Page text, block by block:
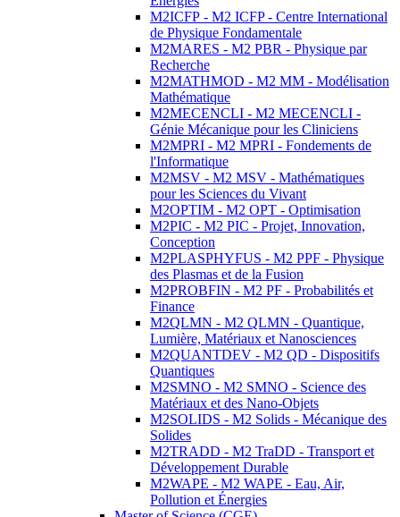
M2ICFP - M2 ICFP - Centre International
de Physique Fondamentale
M2MARES - M2 PBR - Physique par
Recherche
M2MATHMOD - M2 MM - Modélisation
Mathématique
M2MECENCLI - M2 MECENCLI -
Génie Mécanique pour les Cliniciens
M2MPRI - M2 MPRI - Fondements de
l'Informatique
M2MSV - M2 MSV - Mathématiques
pour les Sciences du Vivant
M2OPTIM - M2 OPT - Optimisation
M2PIC - M2 PIC - Projet, Innovation,
Conception
M2PLASPHYFUS - M2 PPF - Physique
des Plasmas et de la Fusion
M2PROBFIN - M2 PF - Probabilités et
Finance
M2QLMN - M2 QLMN - Quantique,
Lumière, Matériaux et Nanosciences
M2QUANTDEV - M2 QD - Dispositifs
Quantiques
M2SMNO - M2 SMNO - Science des
Matériaux et des Nano-Objets
M2SOLIDS - M2 Solids - Mécanique des
Solides
M2TRADD - M2 TraDD - Transport et
Développement Durable
M2WAPE - M2 WAPE - Eau, Air,
Pollution et Énergies